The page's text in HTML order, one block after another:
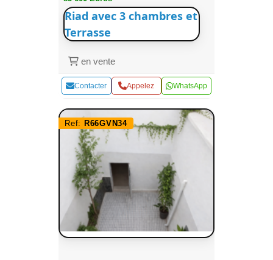
Riad avec 3 chambres et
Terrasse
en vente
Contacter Appelez WhatsApp
Ref: R66GVN34